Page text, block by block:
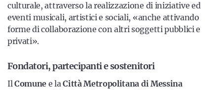
culturale, attraverso la realizzazione di iniziative ed
eventi musicali, artistici e sociali, «anche attivando
forme di collaborazione con altri soggetti pubblici e
privati».
Fondatori, partecipanti e sostenitori
IlComune e laCittà Metropolitana di Messina